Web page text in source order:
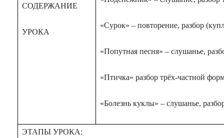
СОДЕРЖАНИЕ
УРОКА
«Сурок» – повторение, разбор
«Попутная песня» – слушанье,
«Птичка» разбор трёх-частной
«Болезнь куклы» – слушанье,
ЭТАПЫ УРОКА: